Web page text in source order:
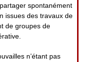
spontanément
issues des travaux de
de groupes de
n’étant pas